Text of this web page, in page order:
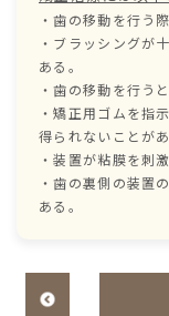
・歯の移動を行う
・ブラッシングが
ある。
・歯の移動を行う
・矯正用ゴムを指
得られないことがあ
・装置が粘膜を刺
・歯の裏側の装置
ある。